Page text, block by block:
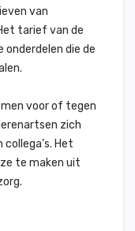
van
tarief van de
onderdelen die de
voor of tegen
zich
Het
te maken uit